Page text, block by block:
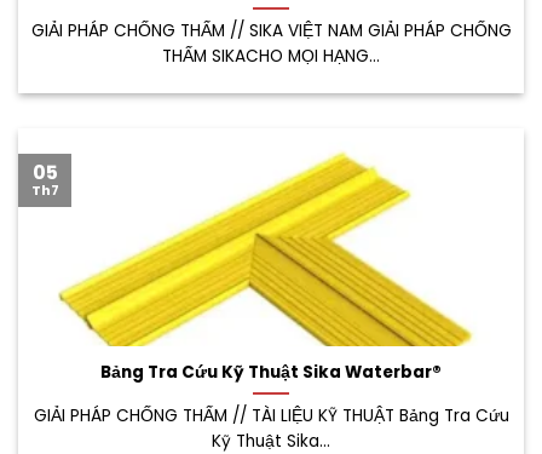
GIẢI PHÁP CHỐNG THẤM // SIKA VIỆT NAM GIẢI PHÁP CHỐNG
THẤM SIKACHO MỌI HẠNG...
Bảng Tra Cứu Kỹ Thuật Sika Waterbar®
GIẢI PHÁP CHỐNG THẤM // TÀI LIỆU KỸ THUẬT Bảng Tra Cứu
Kỹ Thuật Sika...
05
Th7